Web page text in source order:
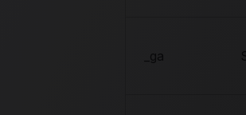
_ga